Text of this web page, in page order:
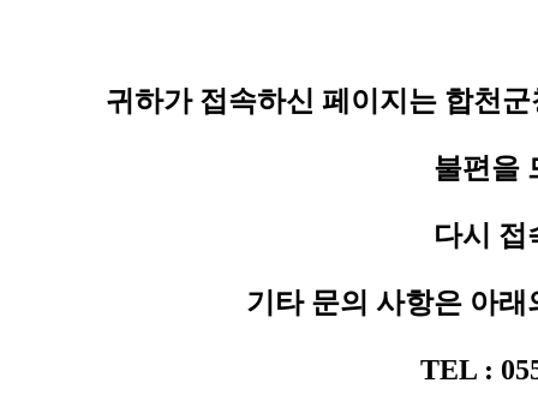
귀하가 접속하신 페이지는 합천
불편을
다시 접
기타 문의 사항은 아
TEL :